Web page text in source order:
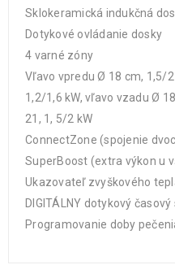
Sklokeramická indukčná
Dotykové ovládanie dosky
4 varné zóny
Vľavo vpredu Ø 18 cm, 1,5/
1,2/1,6 kW, vľavo vzadu Ø
21, 1, 5/2 kW
ConnectZone (spojenie
SuperBoost (extra výkon u
Ukazovateľ zvyškového
DIGITÁLNY dotykový
Programovanie doby